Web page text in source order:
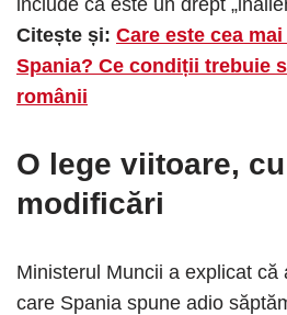
Citește și: Care este cea
Spania? Ce condiții trebuie
românii
O lege viitoare,
modificări
Ministerul Muncii a explicat că
care Spania spune adio